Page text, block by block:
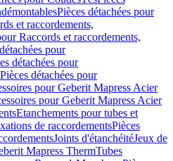
Pièces détachées pour
et raccordements,
Raccords et raccordements,
pour
détachées pour
Pièces détachées pour
pour Geberit Mapress Acier
pour Geberit Mapress Acier
Etanchements pour tubes et
de raccordementsPièces
Joints d'étanchéitéJeux de
Mapress ThermTubes